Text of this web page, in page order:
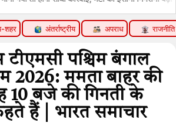
शहर अंतर्राष्ट्रीय अपराध राजनीति
टीएमसी पश्चिम बंगाल
2026: ममता बाहर की
10 बजे की गिनती के
हैं | भारत समाचार